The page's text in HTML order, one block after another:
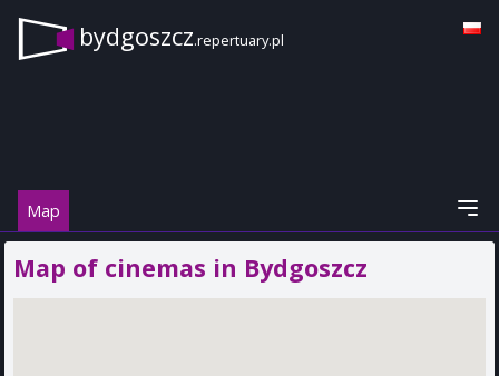
bydgoszcz.repertuary.pl
Map
Map of cinemas in Bydgoszcz